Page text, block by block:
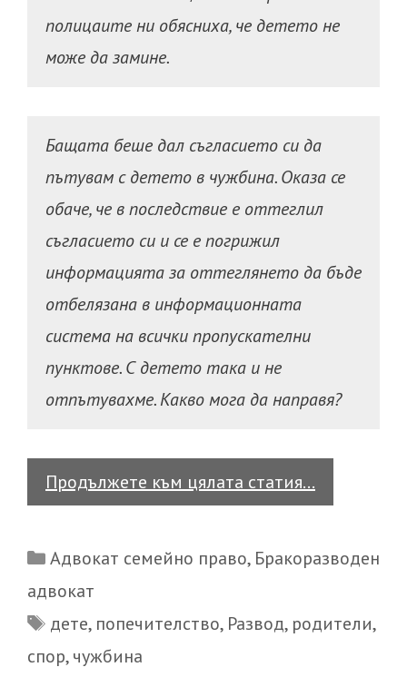
полицаите ни обясниха, че детето не
може да замине.
Бащата беше дал съгласието си да
пътувам с детето в чужбина. Оказа се
обаче, че в последствие е оттеглил
съгласието си и се е погрижил
информацията за оттеглянето да бъде
отбелязана в информационната
система на всички пропускателни
пунктове. С детето така и не
отпътувахме. Какво мога да направя?
Продължете към цялата статия…
се
спорове
Categories
Адвокат семейно право, Бракоразводен
адвокат
Tags
дете, попечителство, Развод, родители,
спор,чужбина